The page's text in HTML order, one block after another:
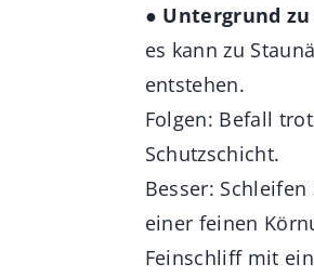
● Untergrund
es kann zu
entstehen.
Folgen: Befall
Schutzschicht.
Besser:
einer feinen
Feinschliff mit